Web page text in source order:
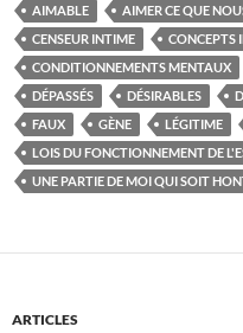
AIMABLE AIMER CE QUE
CENSEUR INTIME
CONCEPTS
CONDITIONNEMENTS MENTAUX
DÉPASSÉS
DÉSIRABLES
FAUX
GÈNE LÉGITIME
LOIS DU FONCTIONNEMENT DE
UNE PARTIE DE MOI QUI SOIT
ARTICLES